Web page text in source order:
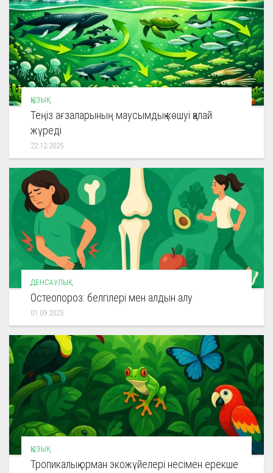
ҚЫЗЫҚ
Теңіз ағзаларының маусымдық көшуі қалай
жүреді
22.12.2025
ДЕНСАУЛЫҚ
Остеопороз: белгілері мен алдын алу
01.09.2025
ҚЫЗЫҚ
Тропикалық орман экожүйелері несімен ерекше